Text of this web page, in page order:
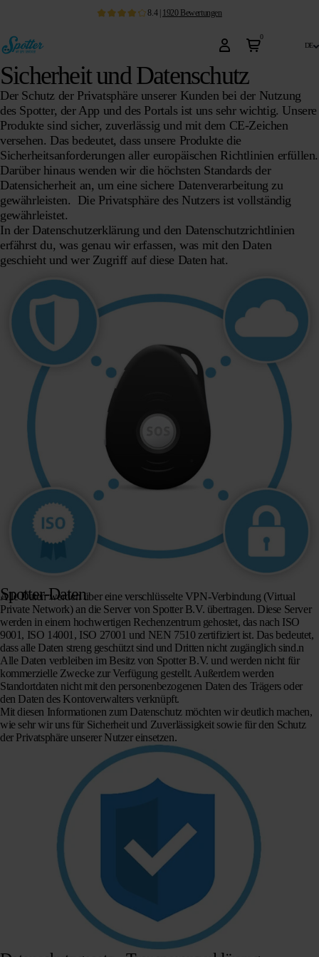
8.4| 1920 Bewertungen
0
de
Sicherheit und Datenschutz
Der Schutz der Privatsphäre unserer Kunden bei der Nutzung
des Spotter, der App und des Portals ist uns sehr wichtig. Unsere
Produkte sind sicher, zuverlässig und mit dem CE-Zeichen
versehen. Das bedeutet, dass unsere Produkte die
Sicherheitsanforderungen aller europäischen Richtlinien erfüllen.
Darüber hinaus wenden wir die höchsten Standards der
Datensicherheit an, um eine sichere Datenverarbeitung zu
gewährleisten. Die Privatsphäre des Nutzers ist vollständig
gewährleistet.
In der Datenschutzerklärung und den Datenschutzrichtlinien
erfährst du, was genau wir erfassen, was mit den Daten
geschieht und wer Zugriff auf diese Daten hat.
Spotter-Daten
Alle Daten werden über eine verschlüsselte VPN-Verbindung (Virtual
Private Network) an die Server von Spotter B.V. übertragen. Diese Server
werden in einem hochwertigen Rechenzentrum gehostet, das nach ISO
9001, ISO 14001, ISO 27001 und NEN 7510 zertifiziert ist. Das bedeutet,
dass alle Daten streng geschützt sind und Dritten nicht zugänglich sind.n
Alle Daten verbleiben im Besitz von Spotter B.V. und werden nicht für
kommerzielle Zwecke zur Verfügung gestellt. Außerdem werden
Standortdaten nicht mit den personenbezogenen Daten des Trägers oder
den Daten des Kontoverwalters verknüpft.
Mit diesen Informationen zum Datenschutz möchten wir deutlich machen,
wie sehr wir uns für Sicherheit und Zuverlässigkeit sowie für den Schutz
der Privatsphäre unserer Nutzer einsetzen.